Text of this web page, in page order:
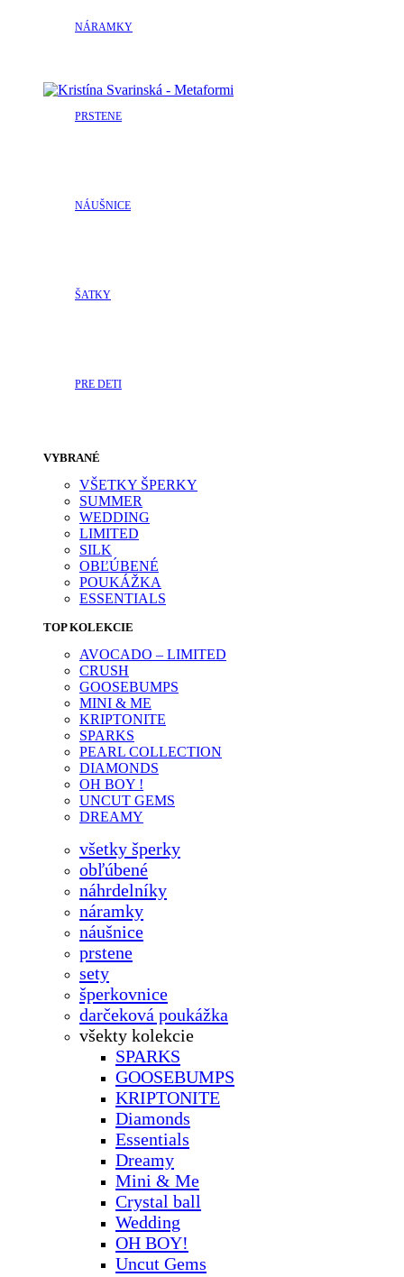
NÁRAMKY
PRSTENE
NÁUŠNICE
ŠATKY
PRE DETI
VYBRANÉ
VŠETKY ŠPERKY
SUMMER
WEDDING
LIMITED
SILK
OBĽÚBENÉ
POUKÁŽKA
ESSENTIALS
TOP KOLEKCIE
AVOCADO – LIMITED
CRUSH
GOOSEBUMPS
MINI & ME
KRIPTONITE
SPARKS
PEARL COLLECTION
DIAMONDS
OH BOY !
UNCUT GEMS
DREAMY
všetky šperky
obľúbené
náhrdelníky
náramky
náušnice
prstene
sety
šperkovnice
darčeková poukážka
všekty kolekcie
SPARKS
GOOSEBUMPS
KRIPTONITE
Diamonds
Essentials
Dreamy
Mini & Me
Crystal ball
Wedding
OH BOY!
Uncut Gems